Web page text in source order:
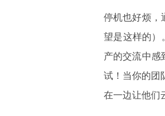
停机也好烦，
望是这样的）
产的交流中感
试！当你的团
在一边让他们